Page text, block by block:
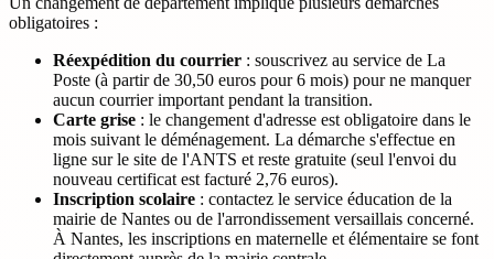
obligatoires :
Réexpédition du courrier : souscrivez au service de La
Poste (à partir de 30,50 euros pour 6 mois) pour ne manquer
aucun courrier important pendant la transition.
Carte grise : le changement d'adresse est obligatoire dans le
mois suivant le déménagement. La démarche s'effectue en
ligne sur le site de l'ANTS et reste gratuite (seul l'envoi du
nouveau certificat est facturé 2,76 euros).
Inscription scolaire : contactez le service éducation de la
mairie de Nantes ou de l'arrondissement versaillais concerné.
À Nantes, les inscriptions en maternelle et élémentaire se font